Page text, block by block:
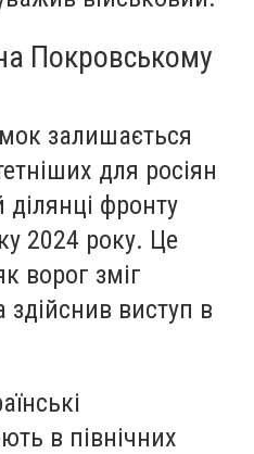
Покровському
залишається
для росіян
ділянці фронту
2024 року. Це
ворог зміг
здійснив виступ в
в північних